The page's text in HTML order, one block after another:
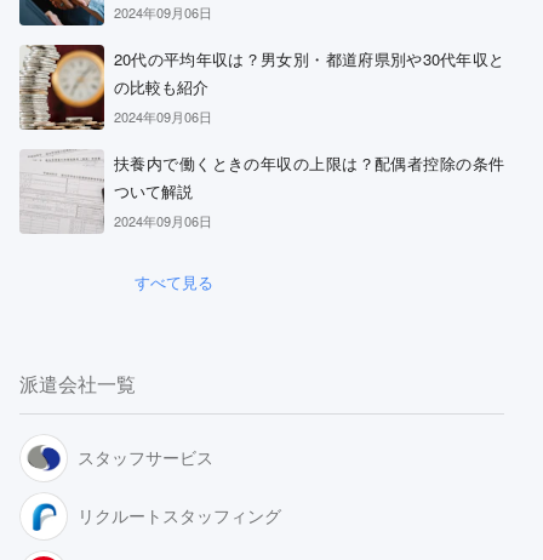
2024年09月06日
20代の平均年収は？男女別・都道府県別や30代年収と
の比較も紹介
2024年09月06日
扶養内で働くときの年収の上限は？配偶者控除の条件
ついて解説
2024年09月06日
すべて見る
派遣会社一覧
スタッフサービス
リクルートスタッフィング